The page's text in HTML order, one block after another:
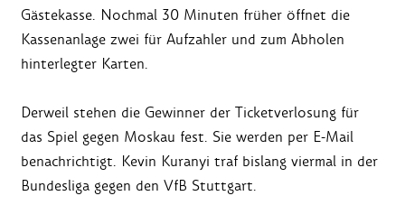
Gästekasse. Nochmal 30 Minuten früher öffnet die
Kassenanlage zwei für Aufzahler und zum Abholen
hinterlegter Karten.
Derweil stehen die Gewinner der Ticketverlosung für
das Spiel gegen Moskau fest. Sie werden per E-Mail
benachrichtigt. Kevin Kuranyi traf bislang viermal in der
Bundesliga gegen den VfB Stuttgart.